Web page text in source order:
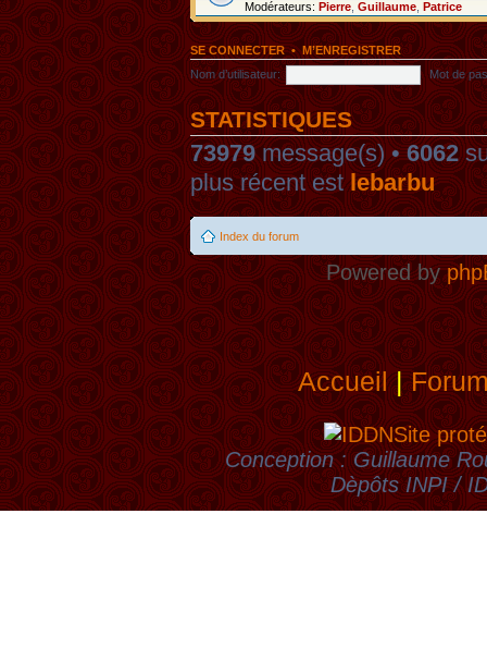
Modérateurs: Pierre Guillaume Patrice
SE CONNECTER•M’ENREGISTRER
Nom d’utilisateur:
Mot de
STATISTIQUES
73979message(s) •6062
plus récent estlebarbu
Index du forum
Powered by
Accueil|
Site
Conception : Guillaume
Dèpôts INPI /